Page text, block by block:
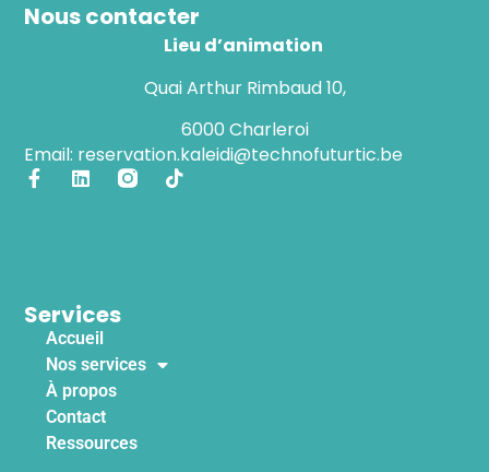
Services
Accueil
Nos services
À propos
Contact
Ressources
Nous contacter
Lieu d’animation
Quai Arthur Rimbaud 10,
6000 Charleroi
Email: reservation.kaleidi@technofuturtic.be